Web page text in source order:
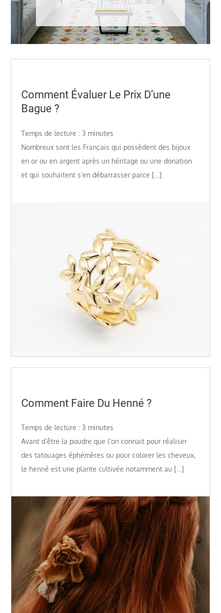
on
Comment Évaluer Le Prix D’une
Bague ?
Temps de lecture : 3 minutes
Nombreux sont les Français qui possèdent des bijoux
en or ou en argent après un héritage ou une donation
et qui souhaitent s’en débarrasser parce […]
on
Comment Faire Du Henné ?
Temps de lecture : 3 minutes
Avant d’être la poudre que l’on connait pour réaliser
des tatouages éphémères ou pour colorer les cheveux,
le henné est une plante cultivée notamment au […]